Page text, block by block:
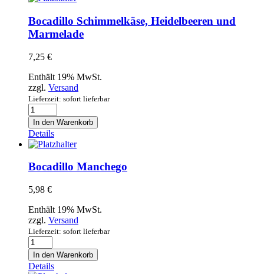
Bocadillo Schimmelkäse, Heidelbeeren und
Marmelade
7,25 €
Enthält 19% MwSt.
zzgl. Versand
Lieferzeit: sofort lieferbar
Bocadillo
Schimmelkäse,
Heidelbeeren
und
Marmelade
Menge
In den Warenkorb
Details
Bocadillo Manchego
5,98 €
Enthält 19% MwSt.
zzgl. Versand
Lieferzeit: sofort lieferbar
Bocadillo
Manchego
Menge
In den Warenkorb
Details